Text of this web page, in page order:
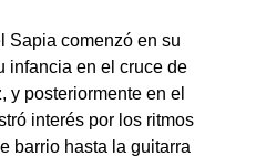
histórico
Ezquerra definió la
Sapia comenzó en su
infancia en el cruce de
y posteriormente en el
interés por los ritmos
barrio hasta la guitarra